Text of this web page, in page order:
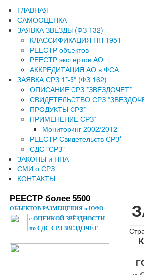
ГЛАВНАЯ
САМООЦЕНКА
ЗАЯВКА ЗВЁЗДЫ (ФЗ 132)
КЛАССИФИКАЦИЯ ПП 1951
РЕЕСТР объектов
РЕЕСТР экспертов АО
АККРЕДИТАЦИЯ АО в ФСА
ЗАЯВКА СРЗ 1*-5* (ФЗ 162)
ОПИСАНИЕ СРЗ *ЗВЕЗДОЧЕТ*
СВИДЕТЕЛЬСТВО СРЗ
ПРОДУКТЫ СРЗ*
ПРИМЕНЕНИЕ СРЗ*
Мониторинг 2002/2012
РЕЕСТР Свидетельств СРЗ*
СДС "СРЗ"
ЗАКОНЫ и НПА
СМИ о СРЗ
КОНТАКТЫ
РЕЕСТР более 5500
ОБЪЕКТОВ РАЗМЕЩЕНИЯ в ЮФО
с ОЦЕНКОЙ ЗВЁЗДНОСТИ
по СДС СРЗ ЗВЕЗДОЧЁТ
-----------------------